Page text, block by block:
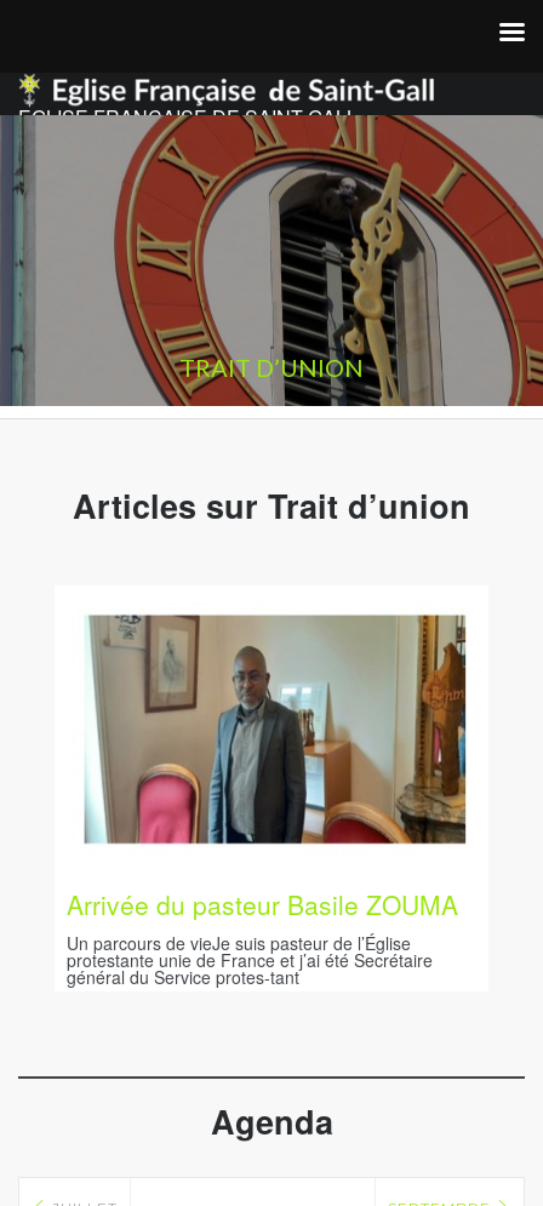
EGLISE FRANCAISE DE SAINT GALL
TRAIT D’UNION
Articles sur Trait d’union
Arrivée du pasteur Basile ZOUMA
Un parcours de vieJe suis pasteur de l’Église
protestante unie de France et j’ai été Secrétaire
général du Service protes-tant
Agenda